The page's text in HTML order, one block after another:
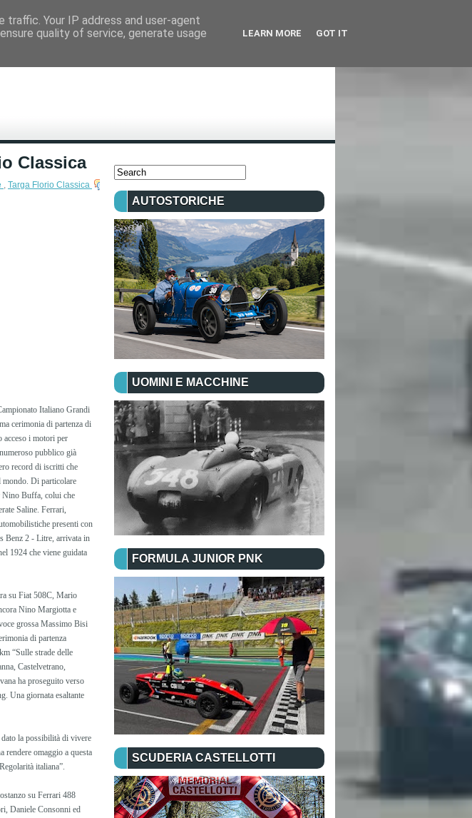
Classica
, Targa Florio Classica
Italiano Grandi
cerimonia di partenza di
acceso i motori per
pubblico già
record di iscritti che
mondo. Di particolare
Nino Buffa, colui che
Saline. Ferrari,
presenti con
Benz 2 - Litre, arrivata in
1924 che viene guidata
su Fiat 508C, Mario
Nino Margiotta e
grossa Massimo Bisi
di partenza
“Sulle strade delle
Castelvetrano,
ha proseguito verso
Una giornata esaltante
la possibilità di vivere
omaggio a questa
italiana”.
su Ferrari 488
Daniele Consonni ed
AUTOSTORICHE
UOMINI E MACCHINE
FORMULA JUNIOR PNK
SCUDERIA CASTELLOTTI
Your IP address and user-agent
quality of service, generate usage
LEARN MORE GOT IT